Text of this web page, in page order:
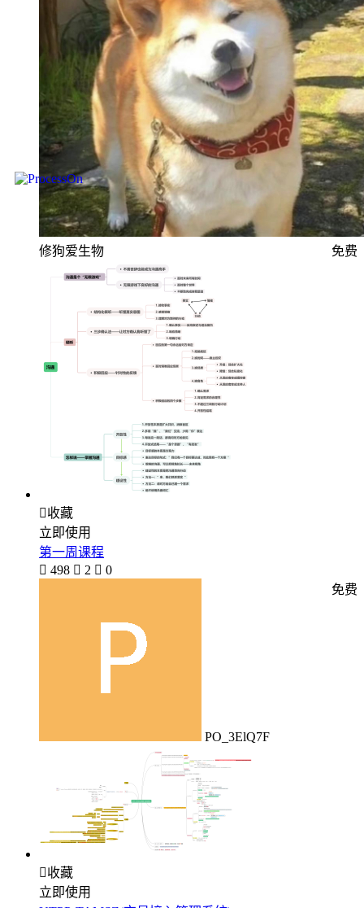
修狗爱生物 免费
收藏
立即使用
第一周课程
 498  2  0
PO_3ElQ7F
免费
收藏
立即使用